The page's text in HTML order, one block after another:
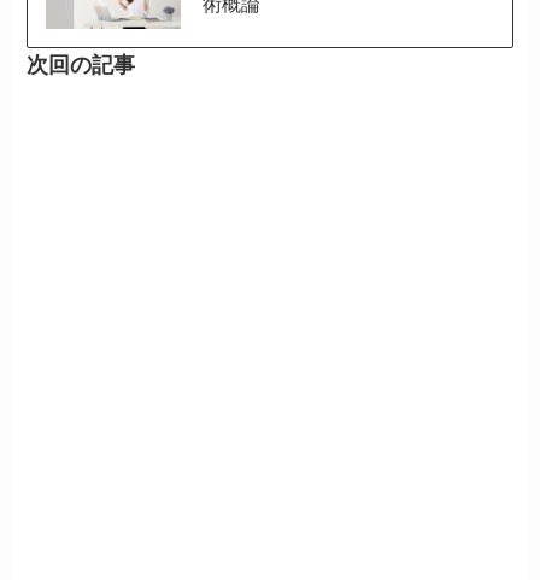
次回の記事